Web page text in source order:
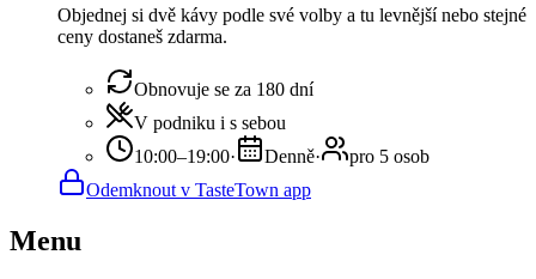
Objednej si dvě kávy podle své volby a tu levnější nebo stejné
ceny dostaneš zdarma.
Obnovuje se za 180 dní
V podniku i s sebou
10:00–19:00· Denně·
pro 5 osob
Odemknout v TasteTown app
Menu